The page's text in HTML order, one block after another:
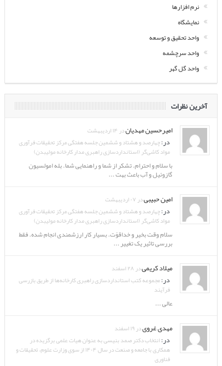
نرم افزارها
نمایشگاه
واحد تحقیق و توسعه
واحد سرچشمه
واحد گل گهر
آخرین نظرات
امیرحسین مهدیاندر ۱۴ اردیبهشت
در:چهارصد و هشتاد و ششمین جلسه هفتگی مرکز تحقیقات فرآوری
مواد کاشی‌گر (استانداردسازی راهبری مدار کارخانه مولیبدن)
با سلام و احترام. تشکر از شما و راهنمایی شما. بله امولسیون
گازوئیل و آب باعث بهت ...
امین حبیبیدر ۰۷ اردیبهشت
در:چهارصد و هشتاد و ششمین جلسه هفتگی مرکز تحقیقات فرآوری
مواد کاشی‌گر (استانداردسازی راهبری مدار کارخانه مولیبدن)
سلام وقت بخیر و خداقوّت. بسیار کار ارزشمندی انجام شده. فقط
بررسی تاثیر یک تغییر ...
میلاد کریمیدر ۲۸ اسفند
در:مجموعه کتب استانداردسازی راهبری کارخانه‌ها از طریق بازرسی
فرآیند
عالی ...
مهدی غرویدر ۱۹ اسفند
در:انتخاب دکتر صمد بنیسی به عنوان هیات علمی برگزیده در
همکاری با جامعه و صنعت در سال ۱۴۰۴ از سوی وزارت علوم، تحقیقات و
فناوری